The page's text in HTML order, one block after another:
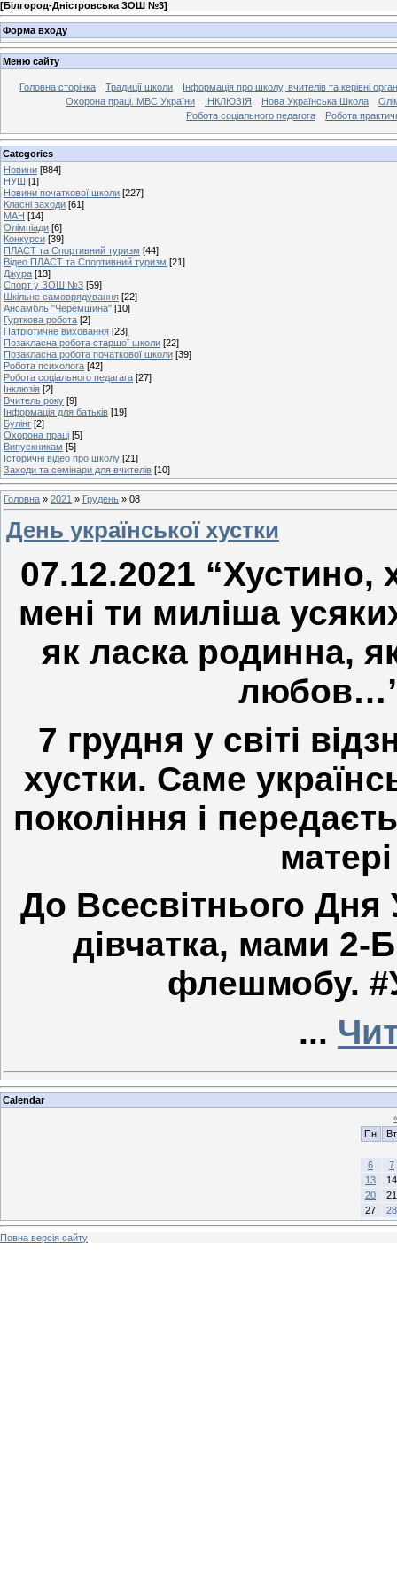
[Білгород-Дністровська ЗОШ №3]
Форма входу
Меню сайту
Головна сторінка Традиції школи
Інформація про школу, вчителів та керівні
Охорона праці. МВС України
ІНКЛЮЗІЯ Нова Українська Школа
Робота соціального педагога
Робота
Categories
Новини [884]
НУШ [1]
Новини початкової школи [227]
Класні заходи [61]
МАН [14]
Олімпіади [6]
Конкурси [39]
ПЛАСТ та Спортивний туризм [44]
Відео ПЛАСТ та Спортивний туризм [21]
Джура [13]
Спорт у ЗОШ №3 [59]
Шкільне самоврядування [22]
Ансамбль "Черемшина" [10]
Гурткова робота [2]
Патріотичне виховання [23]
Позакласна робота старшої школи [22]
Позакласна робота початкової школи [39]
Робота психолога [42]
Робота соціального педагага [27]
Інклюзія [2]
Вчитель року [9]
Інформація для батьків [19]
Булінг [2]
Охорона праці [5]
Випускникам [5]
Історичні відео про школу [21]
Заходи та семінари для вчителів [10]
Головна » 2021 » Грудень » 08
День української хустки
07.12.2021 “Хустино,
мені ти миліша
як ласка родинна,
7 грудня у світі
хустки. Саме
покоління і
До Всесвітнього Дня
дівчатка, мами 2-
флешмобу.
...
Calendar
Пн
Вт
6
7
13
14
20
21
27
28
Повна версія сайту